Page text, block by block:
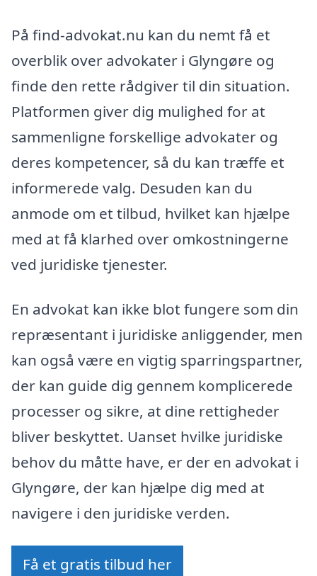
På find-advokat.nu kan du nemt få et
overblik over advokater i Glyngøre og
finde den rette rådgiver til din situation.
Platformen giver dig mulighed for at
sammenligne forskellige advokater og
deres kompetencer, så du kan træffe et
informerede valg. Desuden kan du
anmode om et tilbud, hvilket kan hjælpe
med at få klarhed over omkostningerne
ved juridiske tjenester.
En advokat kan ikke blot fungere som din
repræsentant i juridiske anliggender, men
kan også være en vigtig sparringspartner,
der kan guide dig gennem komplicerede
processer og sikre, at dine rettigheder
bliver beskyttet. Uanset hvilke juridiske
behov du måtte have, er der en advokat i
Glyngøre, der kan hjælpe dig med at
navigere i den juridiske verden.
Få et gratis tilbud her